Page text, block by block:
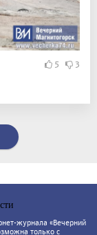
5 3
журнала «Вечерний
только с